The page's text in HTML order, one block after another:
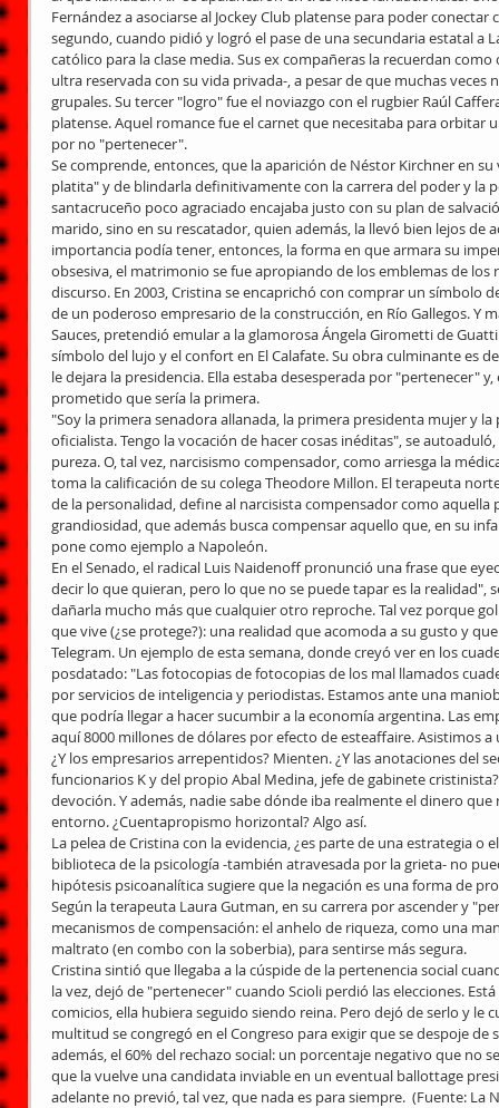
Fernández a asociarse al Jockey Club platense para poder
segundo, cuando pidió y logró el pase de una secundaria estatal a
católico para la clase media. Sus ex compañeras la recuerdan
ultra reservada con su vida privada-, a pesar de que muchas veces
grupales. Su tercer "logro" fue el noviazgo con el rugbier Raúl
platense. Aquel romance fue el carnet que necesitaba para orbitar
por no "pertenecer".
Se comprende, entonces, que la aparición de Néstor Kirchner en
platita" y de blindarla definitivamente con la carrera del poder y la
santacruceño poco agraciado encajaba justo con su plan de
marido, sino en su rescatador, quien además, la llevó bien lejos de
importancia podía tener, entonces, la forma en que armara su
obsesiva, el matrimonio se fue apropiando de los emblemas de
discurso. En 2003, Cristina se encaprichó con comprar un símbolo
de un poderoso empresario de la construcción, en Río Gallegos. Y
Sauces, pretendió emular a la glamorosa Ángela Girometti de
símbolo del lujo y el confort en El Calafate. Su obra culminante es
le dejara la presidencia. Ella estaba desesperada por "pertenecer"
prometido que sería la primera.
"Soy la primera senadora allanada, la primera presidenta mujer y
oficialista. Tengo la vocación de hacer cosas inéditas", se
pureza. O, tal vez, narcisismo compensador, como arriesga la
toma la calificación de su colega Theodore Millon. El terapeuta
de la personalidad, define al narcisista compensador como aquella
grandiosidad, que además busca compensar aquello que, en su
pone como ejemplo a Napoleón.
En el Senado, el radical Luis Naidenoff pronunció una frase que
decir lo que quieran, pero lo que no se puede tapar es la realidad",
dañarla mucho más que cualquier otro reproche. Tal vez porque
que vive (¿se protege?): una realidad que acomoda a su gusto y
Telegram. Un ejemplo de esta semana, donde creyó ver en los
posdatado: "Las fotocopias de fotocopias de los mal llamados
por servicios de inteligencia y periodistas. Estamos ante una
que podría llegar a hacer sucumbir a la economía argentina. Las
aquí 8000 millones de dólares por efecto de esteaffaire. Asistimos
¿Y los empresarios arrepentidos? Mienten. ¿Y las anotaciones del
funcionarios K y del propio Abal Medina, jefe de gabinete
devoción. Y además, nadie sabe dónde iba realmente el dinero
entorno. ¿Cuentapropismo horizontal? Algo así.
La pelea de Cristina con la evidencia, ¿es parte de una estrategia o
biblioteca de la psicología -también atravesada por la grieta- no
hipótesis psicoanalítica sugiere que la negación es una forma de
Según la terapeuta Laura Gutman, en su carrera por ascender y
mecanismos de compensación: el anhelo de riqueza, como una
maltrato (en combo con la soberbia), para sentirse más segura.
Cristina sintió que llegaba a la cúspide de la pertenencia social
la vez, dejó de "pertenecer" cuando Scioli perdió las elecciones.
comicios, ella hubiera seguido siendo reina. Pero dejó de serlo y le
multitud se congregó en el Congreso para exigir que se despoje de
además, el 60% del rechazo social: un porcentaje negativo que no
que la vuelve una candidata inviable en un eventual ballottage
adelante no previó, tal vez, que nada es para siempre.  (Fuente: La